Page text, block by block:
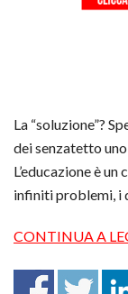
La “soluzione”?
dei senzatetto
L’educazione è
infiniti problemi, i
CONTINUA A